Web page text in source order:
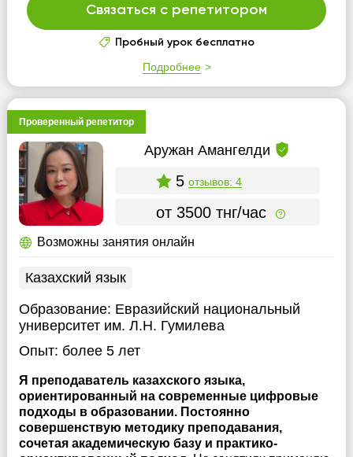
Связаться с репетитором
Пробный урок бесплатно
Подробнее
Проверенный репетитор
Аружан Амангелди
5 отзывов: 4
от 3500 тнг/час
Возможны занятия онлайн
Казахский язык
Образование: Евразийский национальный
университет им. Л.Н. Гумилева
Опыт: более 5 лет
Я преподаватель казахского языка,
ориентированный на современные цифровые
подходы в образовании. Постоянно
совершенствую методику преподавания,
сочетая академическую базу и практико-